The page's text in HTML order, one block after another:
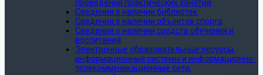
проведения практических занятий
Сведения о наличии библиотек
Сведения о наличии объектов спорта
Сведения о наличии средств обучения и
воспитания
Электронные образовательные ресурсы,
информационные системы и информационно-
телекоммуникационные сети,